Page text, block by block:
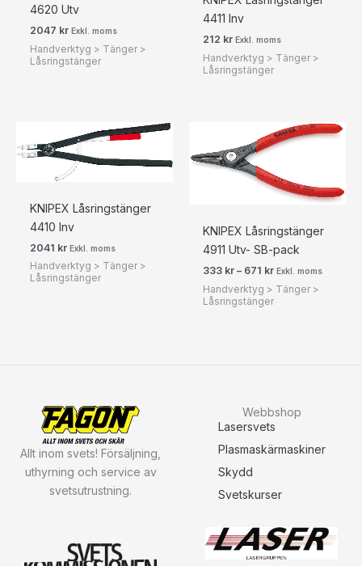
4620 Utv
2047 kr Exkl. moms
Handverktyg > Tänger >
Låsringstänger
4411 Inv
212 kr Exkl. moms
Handverktyg > Tänger >
Låsringstänger
KNIPEX Låsringstänger
4410 Inv
2041 kr Exkl. moms
Handverktyg > Tänger >
Låsringstänger
KNIPEX Låsringstänger
4911 Utv- SB-pack
333 kr – 671 kr
Prisintervall:
333 kr416 kr
Exkl. moms
Handverktyg > Tänger >
Låsringstänger
Allt inom svets! Försäljning,
uthyrning och service av
svetsutrustning.
Webbshop
Lasersvets
Plasmaskärmaskiner
Skydd
Svetskurser